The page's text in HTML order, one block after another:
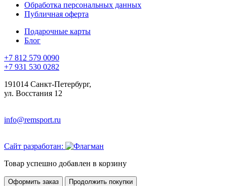
Обработка персональных данных
Публичная оферта
Подарочные карты
Блог
+7 812 579 0090
+7 931 530 0282
191014 Санкт-Петербург,
ул. Восстания 12
info@remsport.ru
Сайт разработан:
Товар успешно добавлен в корзину
Оформить заказ Продолжить покупки